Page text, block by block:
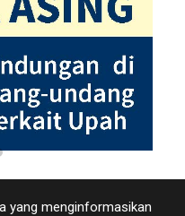
yang menginformasikan